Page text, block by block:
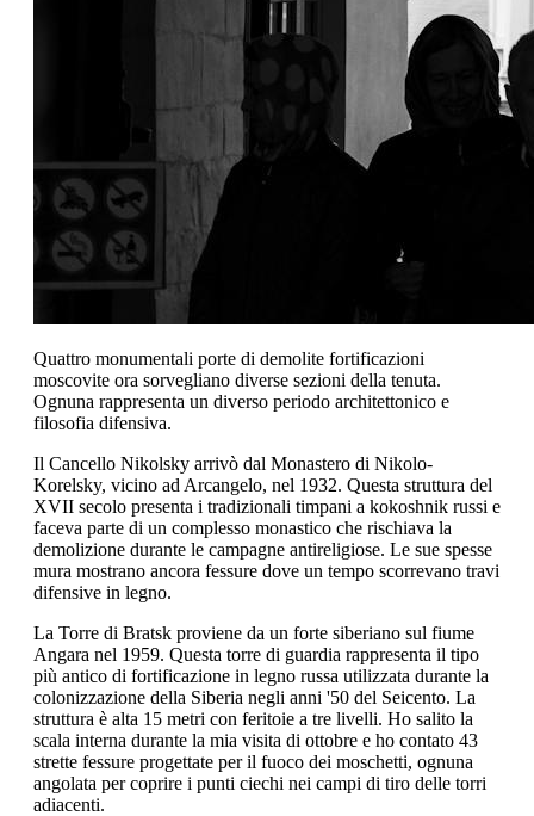
Quattro monumentali porte di demolite fortificazioni
moscovite ora sorvegliano diverse sezioni della tenuta.
Ognuna rappresenta un diverso periodo architettonico e
filosofia difensiva.
Il Cancello Nikolsky arrivò dal Monastero di Nikolo-
Korelsky, vicino ad Arcangelo, nel 1932. Questa struttura del
XVII secolo presenta i tradizionali timpani a kokoshnik russi e
faceva parte di un complesso monastico che rischiava la
demolizione durante le campagne antireligiose. Le sue spesse
mura mostrano ancora fessure dove un tempo scorrevano travi
difensive in legno.
La Torre di Bratsk proviene da un forte siberiano sul fiume
Angara nel 1959. Questa torre di guardia rappresenta il tipo
più antico di fortificazione in legno russa utilizzata durante la
colonizzazione della Siberia negli anni '50 del Seicento. La
struttura è alta 15 metri con feritoie a tre livelli. Ho salito la
scala interna durante la mia visita di ottobre e ho contato 43
strette fessure progettate per il fuoco dei moschetti, ognuna
angolata per coprire i punti ciechi nei campi di tiro delle torri
adiacenti.